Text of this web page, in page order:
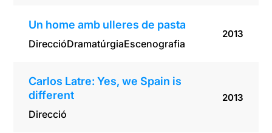
Un home amb ulleres de pasta
DireccióDramatúrgiaEscenografia
2013
Carlos Latre: Yes, we Spain is
different
Direcció
2013